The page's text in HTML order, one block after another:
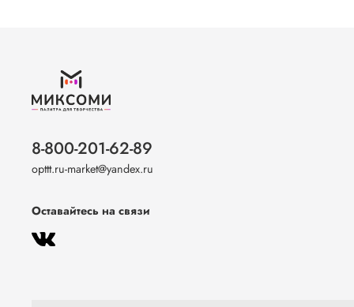
8-800-201-62-89
opttt.ru-market@yandex.ru
Оставайтесь на связи